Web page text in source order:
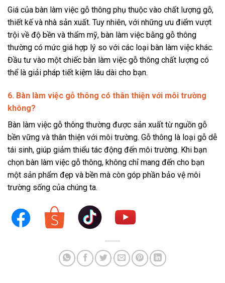
Giá của bàn làm việc gỗ thông phụ thuộc vào chất lượng gỗ,
thiết kế và nhà sản xuất. Tuy nhiên, với những ưu điểm vượt
trội về độ bền và thẩm mỹ, bàn làm việc bằng gỗ thông
thường có mức giá hợp lý so với các loại bàn làm việc khác.
Đầu tư vào một chiếc bàn làm việc gỗ thông chất lượng có
thể là giải pháp tiết kiệm lâu dài cho bạn.
6. Bàn làm việc gỗ thông có thân thiện với môi trường
không?
Bàn làm việc gỗ thông thường được sản xuất từ nguồn gỗ
bền vững và thân thiện với môi trường. Gỗ thông là loại gỗ dễ
tái sinh, giúp giảm thiểu tác động đến môi trường. Khi bạn
chọn bàn làm việc gỗ thông, không chỉ mang đến cho bạn
một sản phẩm đẹp và bền mà còn góp phần bảo vệ môi
trường sống của chúng ta.